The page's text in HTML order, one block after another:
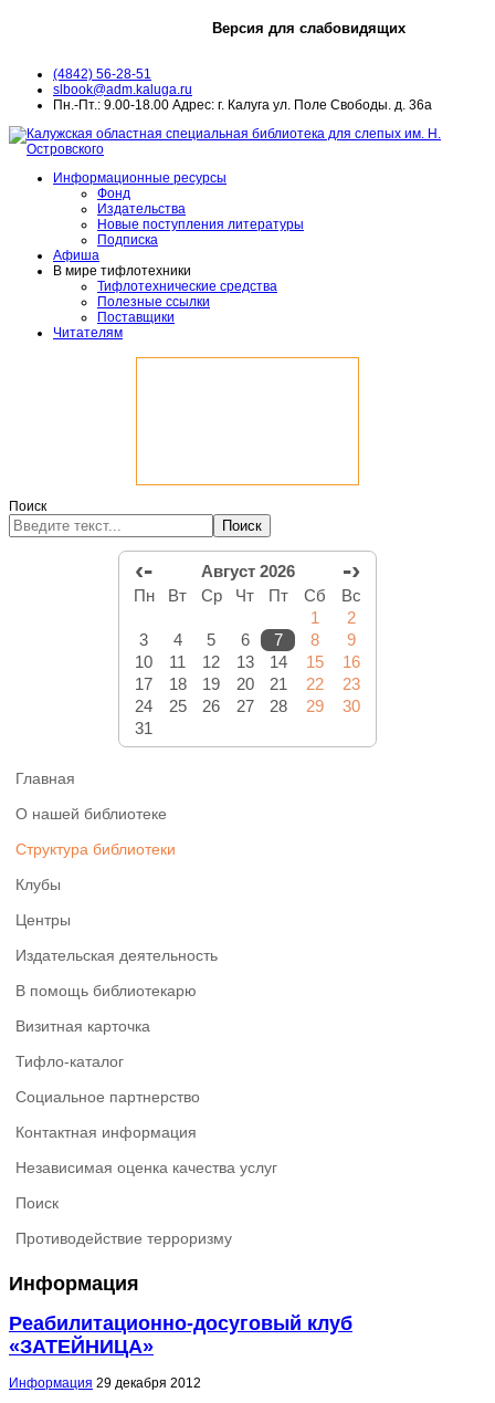
Версия для слабовидящих
(4842) 56-28-51
slbook@adm.kaluga.ru
Пн.-Пт.: 9.00-18.00 Адрес: г. Калуга ул. Поле Свободы. д. 36а
Информационные ресурсы
Фонд
Издательства
Новые поступления литературы
Подписка
Афиша
В мире тифлотехники
Тифлотехнические средства
Полезные ссылки
Поставщики
Читателям
Поиск
Поиск
‹- Август 2026 -›
Пн Вт Ср Чт Пт Сб
Вс
1
2
3
4 5 6 7 8
9
10
11 12 13 14 15
16
17
18 19 20 21 22
23
24
25 26 27 28 29
30
31
Главная
О нашей библиотеке
Структура библиотеки
Клубы
Центры
Издательская деятельность
В помощь библиотекарю
Визитная карточка
Тифло-каталог
Социальное партнерство
Контактная информация
Независимая оценка качества услуг
Поиск
Противодействие терроризму
Информация
Реабилитационно-досуговый клуб
«ЗАТЕЙНИЦА»
Информация 29 декабря 2012